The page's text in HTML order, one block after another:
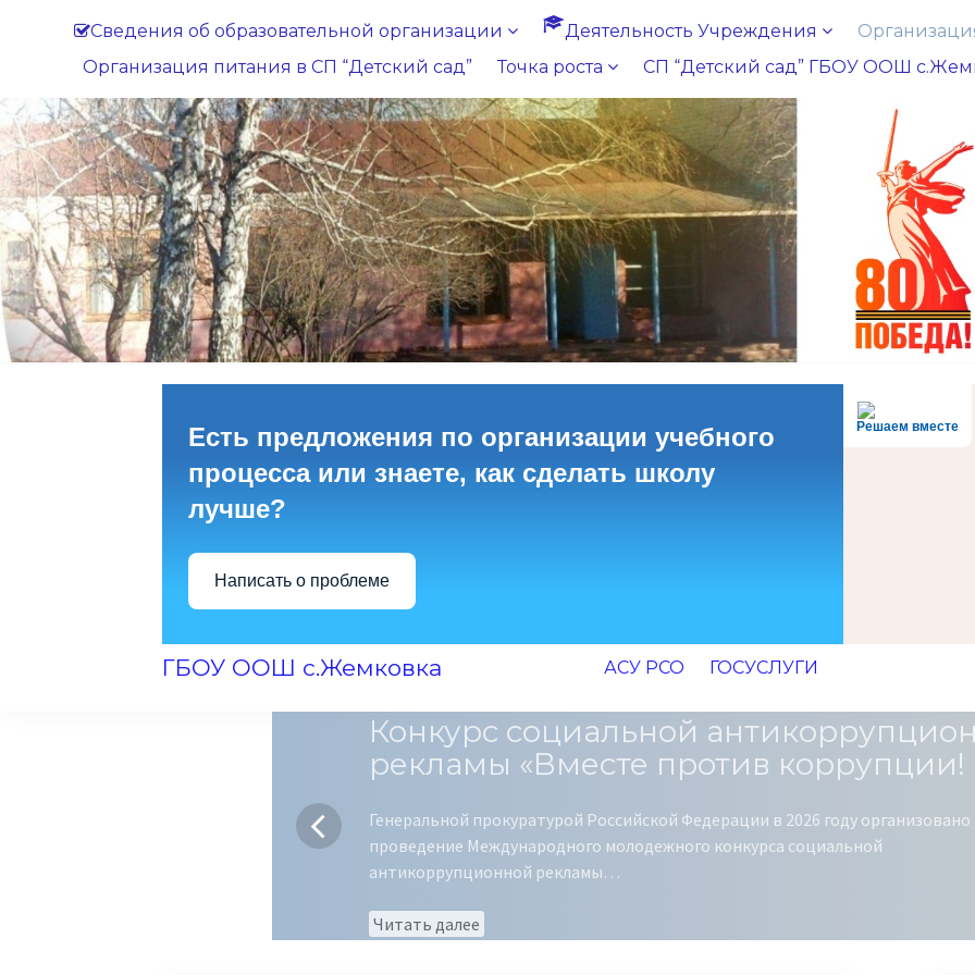
Сведения об образовательной организации Деятельность Учреждения
Организация питания в СП “Детский сад”
Точка роста СП “Детский сад” ГБОУ ООШ
Решаем вместе
Есть предложения по организации учебного
процесса или знаете, как сделать школу
лучше?
Написать о проблеме
ГБОУ ООШ с.Жемковка АСУ РСО ГОСУСЛУГИ
Конкурс социальной
рекламы «Вместе против коррупции!
Генеральной прокуратурой Российской Федерации в 2026 году организовано
проведение Международного молодежного конкурса социальной
антикоррупционной рекламы…
Читать далее